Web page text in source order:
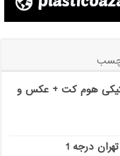
هوم کت + عکس و
درجه 1